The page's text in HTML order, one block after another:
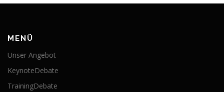
MENÜ
Unser Angebot
KeynoteDebate
TrainingDebate